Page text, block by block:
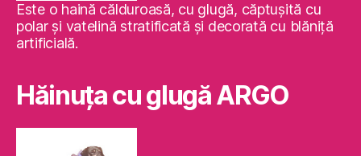
Este o haină călduroasă, cu glugă, căptuşită cu
polar şi vatelină stratificată şi decorată cu blăniţă
artificială.
Hăinuţa cu glugă ARGO